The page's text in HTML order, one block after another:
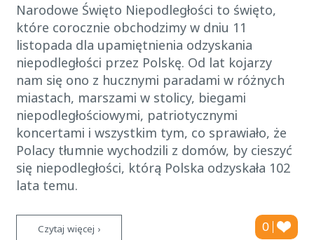
Narodowe Święto Niepodległości to święto,
które corocznie obchodzimy w dniu 11
listopada dla upamiętnienia odzyskania
niepodległości przez Polskę. Od lat kojarzy
nam się ono z hucznymi paradami w różnych
miastach, marszami w stolicy, biegami
niepodległościowymi, patriotycznymi
koncertami i wszystkim tym, co sprawiało, że
Polacy tłumnie wychodzili z domów, by cieszyć
się niepodległości, którą Polska odzyskała 102
lata temu.
Czytaj więcej › 0